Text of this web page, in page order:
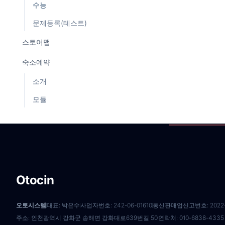
수능
문제등록(테스트)
스토어맵
숙소예약
소개
모듈
Otocin
오토시스템대표: 박은수 사업자번호: 242-06-01610통신판매업신고번호:
주소: 인천광역시 강화군 송해면 강화대로639번길 50연락처: 010-6838-4335